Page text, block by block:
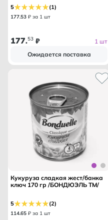
5 (1)
177.53 ₽ за 1 шт
177.53 ₽
1 шт
Ожидается поставка
Кукуруза сладкая жест/банка
ключ 170 гр /БОНДЮЭЛЬ ТМ/
5 (2)
114.65 ₽ за 1 шт